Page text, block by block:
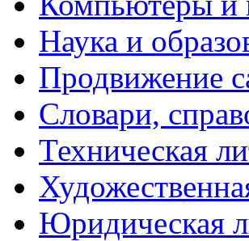
Наука и
Продвижение
Словари,
Техническая
Юридическая